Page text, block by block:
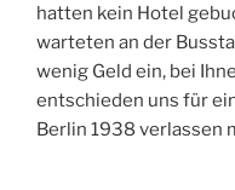
hatten kein Hotel
warteten an der
wenig Geld ein, bei
entschieden uns für
Berlin 1938 verlassen